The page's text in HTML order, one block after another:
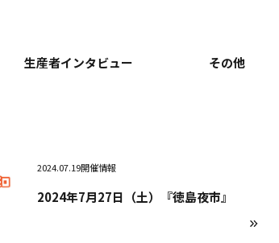
生産者インタビュー その他
2024.07.19開催情報
2024年7月27日（土）『徳島夜市』